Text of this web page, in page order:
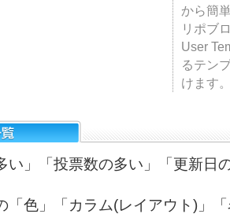
から簡
リポブ
User
るテン
けます
い」「投票数の多い」「更新日
「色」「カラム(レイアウト)」